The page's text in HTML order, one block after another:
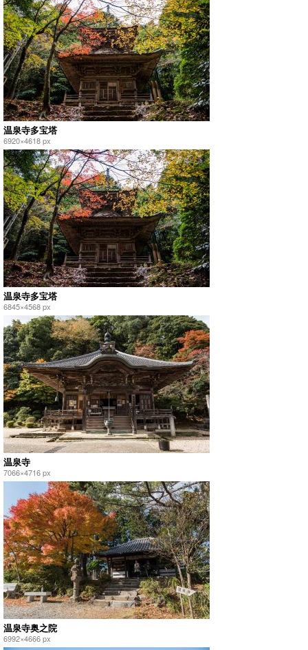
温泉寺多宝塔
6920×4618 px
温泉寺多宝塔
6845×4568 px
温泉寺
7066×4716 px
温泉寺奥之院
6992×4666 px